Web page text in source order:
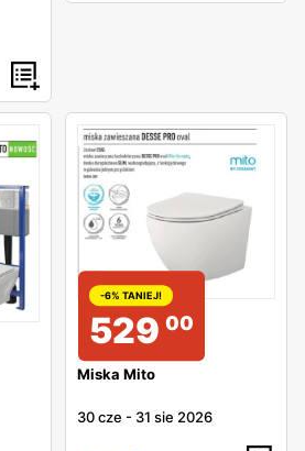
-6% TANIEJ!
529 00
Miska Mito
30 cze - 31 sie 2026